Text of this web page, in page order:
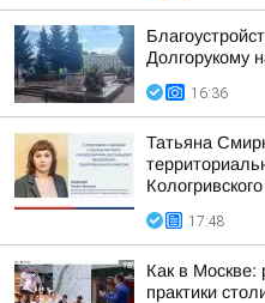
Долгорукому
16:36
Татьяна
Кологривского
17:48
Как в
практики